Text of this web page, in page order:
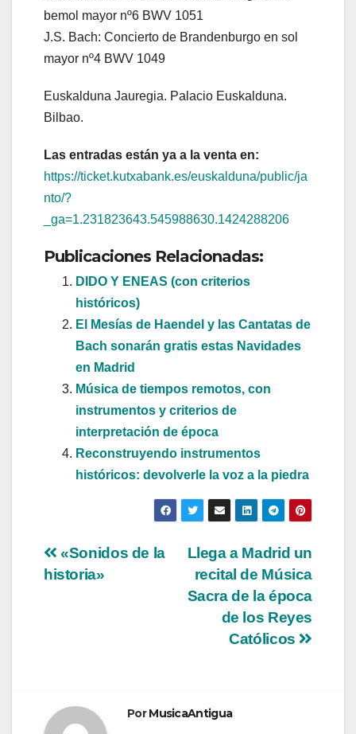
bemol mayor nº6 BWV 1051
J.S. Bach: Concierto de Brandenburgo en sol
mayor nº4 BWV 1049
Euskalduna Jauregia. Palacio Euskalduna.
Bilbao.
Las entradas están ya a la venta en:
https://ticket.kutxabank.es/euskalduna/public/ja
nto/?
_ga=1.231823643.545988630.1424288206
Publicaciones Relacionadas:
DIDO Y ENEAS (con criterios
históricos)
El Mesías de Haendel y las Cantatas de
Bach sonarán gratis estas Navidades
en Madrid
Música de tiempos remotos, con
instrumentos y criterios de
interpretación de época
Reconstruyendo instrumentos
históricos: devolverle la voz a la piedra
Navegación
Llega a Madrid un
recital de Música
Sacra de la época
de los Reyes
Católicos
«Sonidos de la
historia»
PorMusicaAntigua